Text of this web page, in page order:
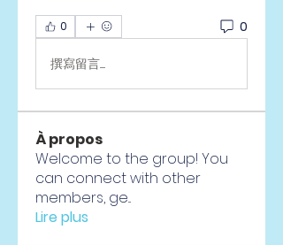
0 0
撰寫留言......
À propos
Welcome to the group! You
can connect with other
members, ge...
Lire plus